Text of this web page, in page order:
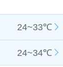
24~33℃
24~34℃